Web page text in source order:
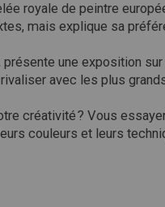
royale de peintre
mais explique sa
présente une exposition
avec les plus
créativité ? Vous
couleurs et leurs